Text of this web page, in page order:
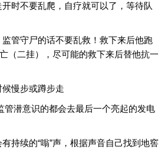
时不要乱爬，自疗就可以了，等待队
管守尸的话不要乱救！救下来后他跑
（二挂），尽可能的救下来后替他抗一
慢步或蹲步走
管潜意识的都会去最后一个亮起的发电
持续的“嗡”声，根据声音自己找到地窖